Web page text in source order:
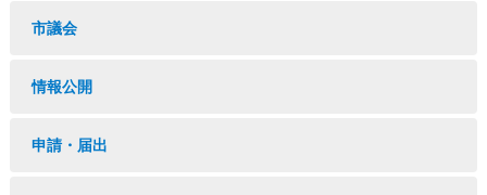
市議会
情報公開
申請・届出